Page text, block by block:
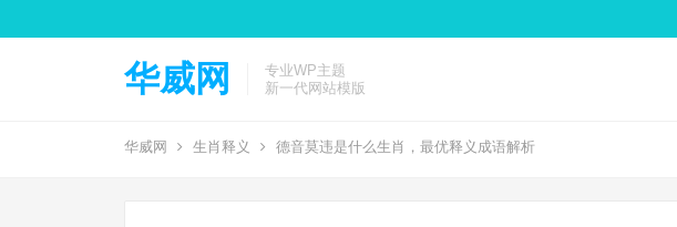
华威网
专业WP主题
新一代网站模版
华威网 生肖释义 德音莫违是什么生肖，最优释义成语解析